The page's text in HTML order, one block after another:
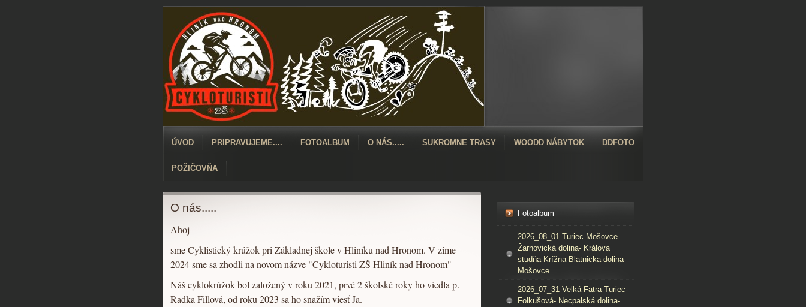
ÚVOD PRIPRAVUJEME.... FOTOALBUM O NÁS..... SUKROMNE TRASY WOODD NÁBYTOK DDFOTO
POŽIČOVŇA
O nás.....
Ahoj
sme Cyklistický krúžok pri Základnej škole v Hliníku nad Hronom. V zime
2024 sme sa zhodli na novom názve "Cykloturisti ZŠ Hliník nad Hronom"
Náš cyklokrúžok bol založený v roku 2021, prvé 2 školské roky ho viedla p.
Radka Fillová, od roku 2023 sa ho snažím viesť Ja.
Fotoalbum
2026_08_01 Turiec Mošovce-
Žarnovická dolina- Králova
studňa-Krížna-Blatnicka dolina-
Mošovce
2026_07_31 Velká Fatra Turiec-
Folkušová- Necpalská dolina-